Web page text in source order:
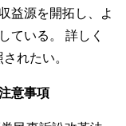
益源を開拓し、よ
ている。 詳しく
れたい。
意事項